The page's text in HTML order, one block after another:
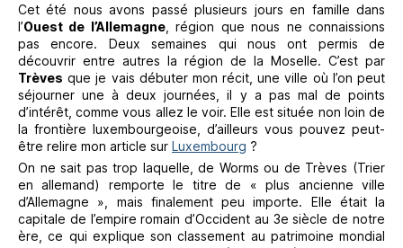
Cet été nous avons passé plusieurs jours en famille dans
l’Ouest de l’Allemagne, région que nous ne connaissions
pas encore. Deux semaines qui nous ont permis de
découvrir entre autres la région de la Moselle. C’est par
Trèves que je vais débuter mon récit, une ville où l’on peut
séjourner une à deux journées, il y a pas mal de points
d’intérêt, comme vous allez le voir. Elle est située non loin de
la frontière luxembourgeoise, d’ailleurs vous pouvez peut-
être relire mon article sur Luxembourg ?
On ne sait pas trop laquelle, de Worms ou de Trèves (Trier
en allemand) remporte le titre de « plus ancienne ville
d’Allemagne », mais finalement peu importe. Elle était la
capitale de l’empire romain d’Occident au 3e siècle de notre
ère, ce qui explique son classement au patrimoine mondial